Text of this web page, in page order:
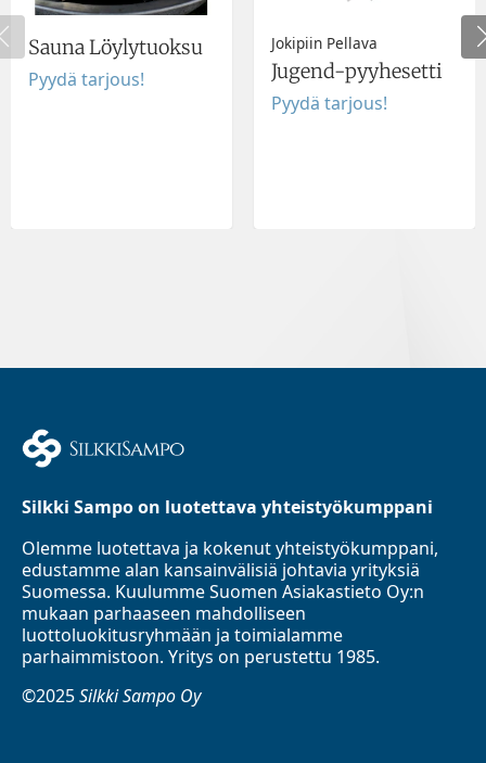
Sauna Löylytuoksu
Pyydä tarjous!
Jokipiin Pellava
Jugend-pyyhesetti
Pyydä tarjous!
Silkki Sampo on luotettava yhteistyökumppani
Olemme luotettava ja kokenut yhteistyökumppani,
edustamme alan kansainvälisiä johtavia yrityksiä
Suomessa. Kuulumme Suomen Asiakastieto Oy:n
mukaan parhaaseen mahdolliseen
luottoluokitusryhmään ja toimialamme
parhaimmistoon. Yritys on perustettu 1985.
©2025Silkki Sampo Oy